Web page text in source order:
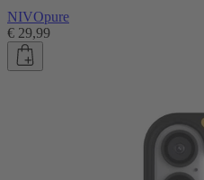
NIVOpure
€ 29,99